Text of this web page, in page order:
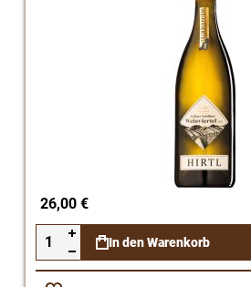
26,00 €
In den Warenkorb